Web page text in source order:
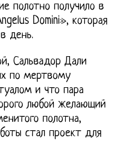
полотно получило в
Domini», которая
день.
Сальвадор Дали
по мертвому
и что пара
любой желающий
полотна,
стал проект для